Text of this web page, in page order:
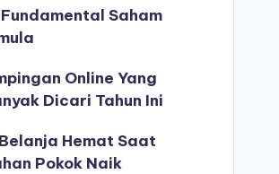
Saham
Online Yang
Dicari Tahun Ini
Hemat Saat
Pokok Naik